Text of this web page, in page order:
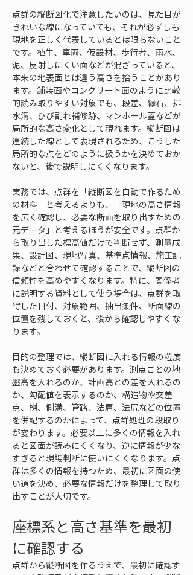
点群の縦断図化で注意したいのは、見た目が
きれいな線になっていても、それが必ずしも
現地を正しく代表しているとは限らないこと
です。植生、車両、仮設材、歩行者、雨水、
泥、反射しにくい面などが混ざっていると、
本来の地表面とは違う高さを拾うことがあり
ます。舗装面やコンクリート面のように比較
的読み取りやすい対象でも、段差、縁石、排
水溝、ひび割れ補修跡、マンホール蓋などが
局所的な高さ変化として現れます。縦断図は
連続した線として表現されるため、こうした
局所的な点をどのように扱うかを決めておか
ないと、後で説明しにくくなります。
実務では、点群を「縦断図を自動で作るため
の材料」と考えるよりも、「現地の高さ情報
を広く確認し、必要な断面を取り出すための
元データ」と考えるほうが安全です。点群か
ら取り出した標高値だけで判断せず、測量成
果、設計図、現地写真、基準点情報、施工記
録などと合わせて確認することで、縦断図の
信頼性を高めやすくなります。特に、関係者
に説明する資料として使う場合は、点群を取
得した日付、対象範囲、抽出条件、断面線の
位置を残しておくと、後から確認しやすくな
ります。
目的の整理では、縦断図に入れる情報の粒度
も決めておく必要があります。測点ごとの地
盤高を入れるのか、計画高との差を入れるの
か、勾配値を表示するのか、構造物や交差
点、桝、側溝、管路、法肩、法尻などの位置
を併記するのかによって、点群処理の段取り
が変わります。必要以上に多くの情報を入れ
ると図面が読みにくくなり、逆に情報が少な
すぎると現場判断に使いにくくなります。点
群は多くの情報を持つため、最初に図面の使
い道を決め、必要な情報だけを整理して取り
出すことが大切です。
座標系と高さ基準を最初
に確認する
点群から縦断図を作るうえで、最初に確認す